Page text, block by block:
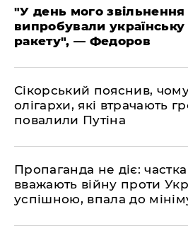
​"У день мого
випробували українську
ракету", — Федоров
​Сікорський пояснив, чому
олігархи, які втрачають
повалили Путіна
​Пропаганда не діє: частка
вважають війну проти
успішною, впала до